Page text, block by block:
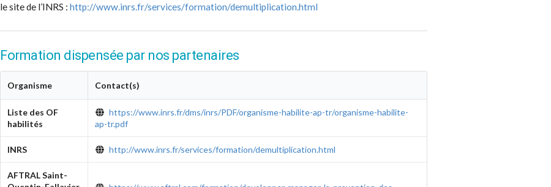
le site de l’INRS : http://www.inrs.fr/services/formation/demultiplication.html
Formation dispensée par nos partenaires
Organisme Contact(s)
Liste des OF
habilités
https://www.inrs.fr/dms/inrs/PDF/organisme-habilite-ap-tr/organisme-habilite-
ap-tr.pdf
INRS http://www.inrs.fr/services/formation/demultiplication.html
AFTRAL Saint-